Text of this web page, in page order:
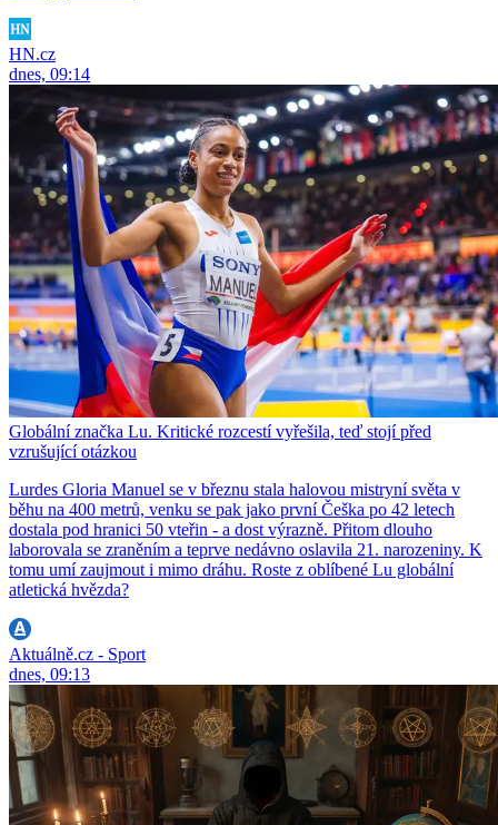
HN.cz
dnes, 09:14
Globální značka Lu. Kritické rozcestí vyřešila, teď stojí před
vzrušující otázkou
Lurdes Gloria Manuel se v březnu stala halovou mistryní světa v
běhu na 400 metrů, venku se pak jako první Češka po 42 letech
dostala pod hranici 50 vteřin - a dost výrazně. Přitom dlouho
laborovala se zraněním a teprve nedávno oslavila 21. narozeniny. K
tomu umí zaujmout i mimo dráhu. Roste z oblíbené Lu globální
atletická hvězda?
Aktuálně.cz - Sport
dnes, 09:13